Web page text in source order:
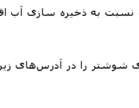
شوشتر را در آدرس‌های زیر